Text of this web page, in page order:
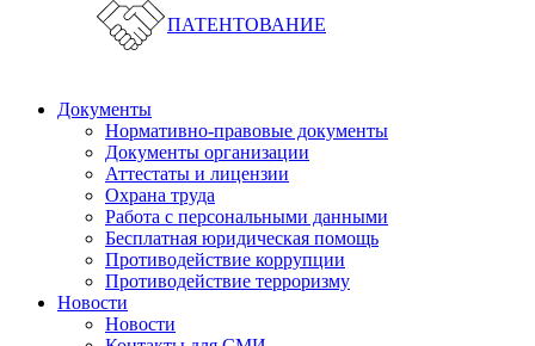
ПАТЕНТОВАНИЕ
Документы
Нормативно-правовые документы
Документы организации
Аттестаты и лицензии
Охрана труда
Работа с персональными данными
Бесплатная юридическая помощь
Противодействие коррупции
Противодействие терроризму
Новости
Новости